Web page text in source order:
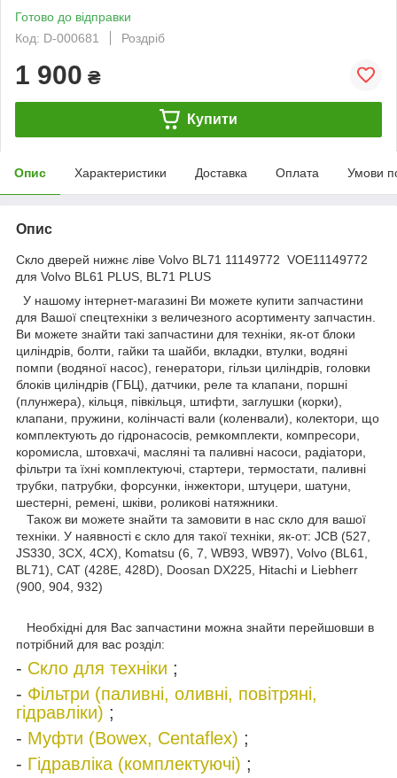
Готово до відправки
Код: D-000681
Роздріб
1 900 ₴
Купити
Опис Характеристики Доставка Оплата Умови
Опис
Скло дверей нижнє ліве Volvo BL71 11149772 VOE11149772
для Volvo BL61 PLUS, BL71 PLUS
У нашому інтернет-магазині Ви можете купити запчастини
для Вашої спецтехніки з величезного асортименту запчастин.
Ви можете знайти такі запчастини для техніки, як-от блоки
циліндрів, болти, гайки та шайби, вкладки, втулки, водяні
помпи (водяної насос), генератори, гільзи циліндрів, головки
блоків циліндрів (ГБЦ), датчики, реле та клапани, поршні
(плунжера), кільця, півкільця, штифти, заглушки (корки),
клапани, пружини, колінчасті вали (коленвали), колектори, що
комплектують до гідронасосів, ремкомплекти, компресори,
коромисла, штовхачі, масляні та паливні насоси, радіатори,
фільтри та їхні комплектуючі, стартери, термостати, паливні
трубки, патрубки, форсунки, інжектори, штуцери, шатуни,
шестерні, ремені, шківи, роликові натяжники.
Також ви можете знайти та замовити в нас скло для вашої
техніки. У наявності є скло для такої техніки, як-от: JCB (527,
JS330, 3CX, 4CX), Komatsu (6, 7, WB93, WB97), Volvo (BL61,
BL71), CAT (428E, 428D), Doosan DX225, Hitachi и Liebherr
(900, 904, 932)
Необхідні для Вас запчастини можна знайти перейшовши в
потрібний для вас розділ:
- Скло для техніки ;
- Фільтри (паливні, оливні, повітряні,
гідравліки) ;
- Муфти (Bowex, Centaflex) ;
- Гідравліка (комплектуючі) ;